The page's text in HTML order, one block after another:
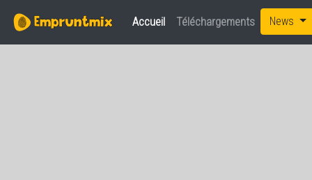
Accueil (current)
Téléchargements News